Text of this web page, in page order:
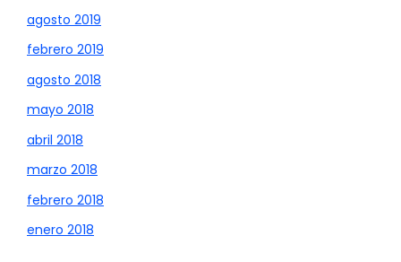
agosto 2019
febrero 2019
agosto 2018
mayo 2018
abril 2018
marzo 2018
febrero 2018
enero 2018